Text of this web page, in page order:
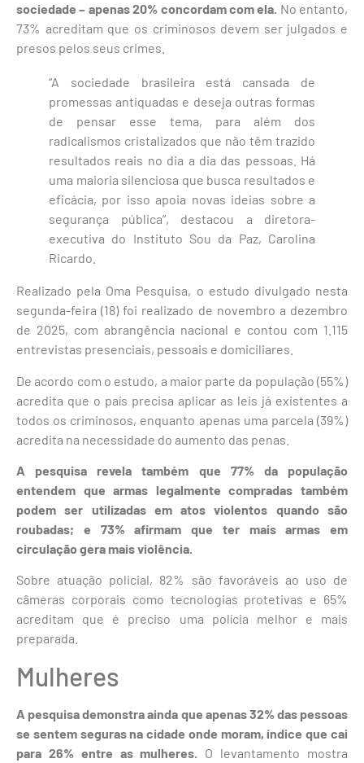
sociedade – apenas 20% concordam com ela. No entanto,
73% acreditam que os criminosos devem ser julgados e
presos pelos seus crimes.
“A sociedade brasileira está cansada de
promessas antiquadas e deseja outras formas
de pensar esse tema, para além dos
radicalismos cristalizados que não têm trazido
resultados reais no dia a dia das pessoas. Há
uma maioria silenciosa que busca resultados e
eficácia, por isso apoia novas ideias sobre a
segurança pública”, destacou a diretora-
executiva do Instituto Sou da Paz, Carolina
Ricardo.
Realizado pela Oma Pesquisa, o estudo divulgado nesta
segunda-feira (18) foi realizado de novembro a dezembro
de 2025, com abrangência nacional e contou com 1.115
entrevistas presenciais, pessoais e domiciliares.
De acordo com o estudo, a maior parte da população (55%)
acredita que o país precisa aplicar as leis já existentes a
todos os criminosos, enquanto apenas uma parcela (39%)
acredita na necessidade do aumento das penas.
A pesquisa revela também que 77% da população
entendem que armas legalmente compradas também
podem ser utilizadas em atos violentos quando são
roubadas; e 73% afirmam que ter mais armas em
circulação gera mais violência.
Sobre atuação policial, 82% são favoráveis ao uso de
câmeras corporais como tecnologias protetivas e 65%
acreditam que é preciso uma polícia melhor e mais
preparada.
Mulheres
A pesquisa demonstra ainda que apenas 32% das pessoas
se sentem seguras na cidade onde moram, índice que cai
para 26% entre as mulheres.
O levantamento mostra